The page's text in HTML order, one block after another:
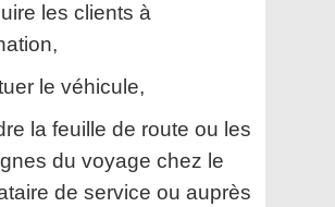
les clients à
le véhicule,
la feuille de route ou les
du voyage chez le
de service ou auprès